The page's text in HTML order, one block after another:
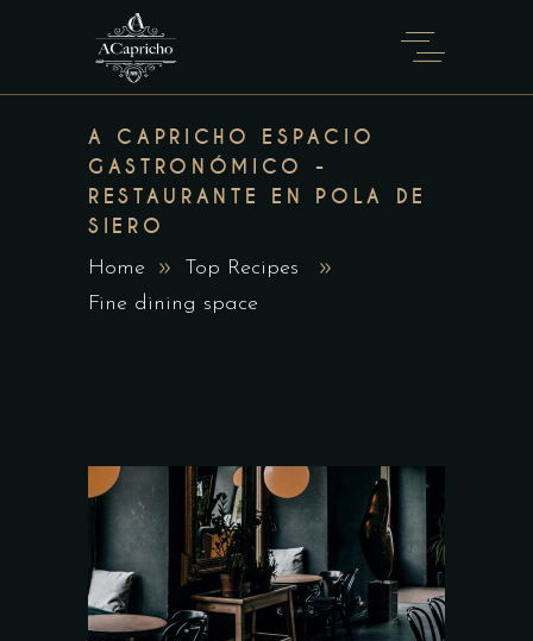
A CAPRICHO ESPACIO
GASTRONÓMICO -
RESTAURANTE EN POLA DE
SIERO
Home
Top Recipes
Fine dining space